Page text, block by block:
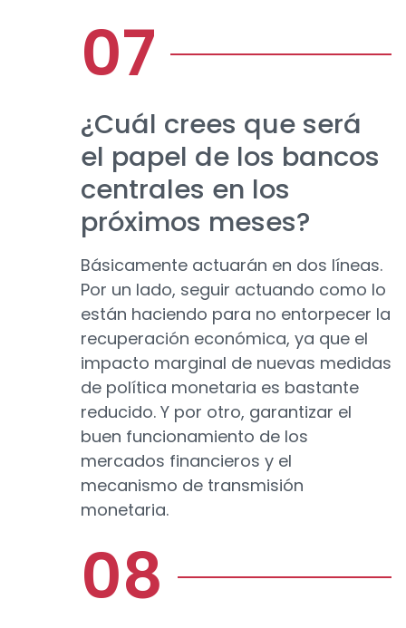
¿Cuál crees que será
el papel de los bancos
centrales en los
próximos meses?
Básicamente actuarán en dos líneas.
Por un lado, seguir actuando como lo
están haciendo para no entorpecer la
recuperación económica, ya que el
impacto marginal de nuevas medidas
de política monetaria es bastante
reducido. Y por otro, garantizar el
buen funcionamiento de los
mercados financieros y el
mecanismo de transmisión
monetaria.